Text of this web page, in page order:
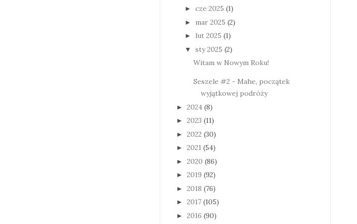
► cze 2025 (1)
► mar 2025 (2)
► lut 2025 (1)
▼ sty 2025 (2)
Witam w Nowym Roku!
Seszele #2 - Mahe, początek
wyjątkowej podróży
► 2024 (8)
► 2023 (11)
► 2022 (30)
► 2021 (54)
► 2020 (86)
► 2019 (92)
► 2018 (76)
► 2017 (105)
► 2016 (90)